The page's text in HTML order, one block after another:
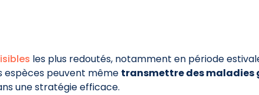
les plus redoutés, notamment en période
espèces peuvent même transmettre des maladies
une stratégie efficace.